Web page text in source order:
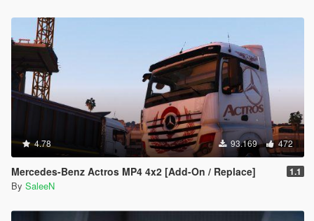
4.78 93.169 472
Mercedes-Benz Actros MP4 4x2 [Add-On / Replace] 1.1
By SaleeN